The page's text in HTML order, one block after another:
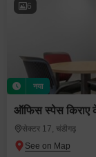
6
नया
ऑफिस स्पेस किराए
सेक्टर 17, चंडीगढ़